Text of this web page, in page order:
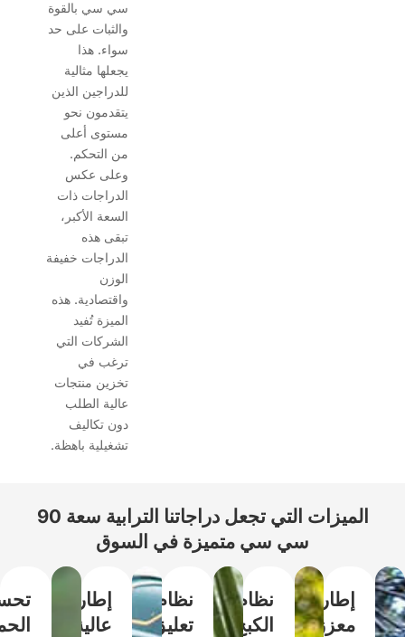
سي سي بالقوة
والثبات على حد
سواء. هذا
يجعلها مثالية
للدراجين الذين
يتقدمون نحو
مستوى أعلى
من التحكم.
وعلى عكس
الدراجات ذات
السعة الأكبر،
تبقى هذه
الدراجات خفيفة
واقتصادية. هذه
الميزة تُفيد
الشركات التي
ترغب في
تخزين منتجات
عالية الطلب
دون تكاليف
تشغيلية باهظة.
الميزات التي تجعل دراجاتنا الترابية سعة 90
سي سي متميزة في السوق
إطار
معزز
نظام
الكبح
نظام
تعليق
إطارات
عالية
تحسينات
الحماية